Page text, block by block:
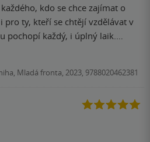
kdo se chce zajímat o
pro ty, kteří se chtějí vzdělávat v
pochopí každý, i úplný laik.
vedle. I mně, jako
pomohla.
Mladá fronta, 2023, 9788020462381